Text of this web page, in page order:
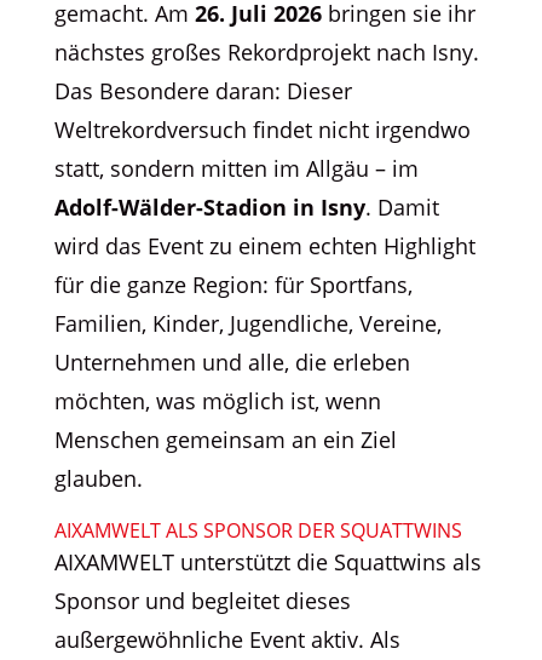
gemacht. Am 26. Juli 2026bringen sie ihr
nächstes großes Rekordprojekt nach Isny.
Das Besondere daran: Dieser
Weltrekordversuch findet nicht irgendwo
statt, sondern mitten im Allgäu – im
Adolf-Wälder-Stadion in Isny. Damit
wird das Event zu einem echten Highlight
für die ganze Region: für Sportfans,
Familien, Kinder, Jugendliche, Vereine,
Unternehmen und alle, die erleben
möchten, was möglich ist, wenn
Menschen gemeinsam an ein Ziel
glauben.
AIXAMWELT ALS SPONSOR DER SQUATTWINS
AIXAMWELT unterstützt die Squattwins als
Sponsor und begleitet dieses
außergewöhnliche Event aktiv. Als